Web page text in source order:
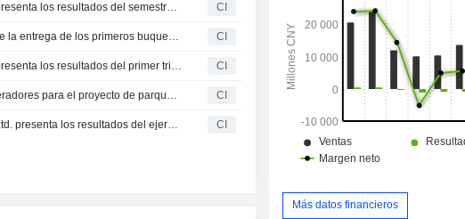
Shanghai Electric Wind Power Group Co. presenta los resultados del semestre finalizado el 30 de junio de 2024 CI
Shanghai Electric Wind Power Group recibe la entrega de los primeros buques de servicio y operación de energía eólica marina CI
Shanghai Electric Wind Power Group Co. presenta los resultados del primer trimestre finalizado el 31 de marzo de 2024 CI
Electric Wind Power suministrará aerogeneradores para el proyecto de parque eólico Hai Anh en la provincia de Quang Tri, Vietnam CI
Shanghai Electric Wind Power Group Co. Ltd. presenta los resultados del ejercicio finalizado el 31 de diciembre de 2023 CI
Más datos financieros